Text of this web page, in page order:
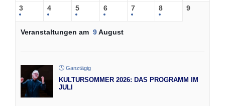
3 4 5 6 7 8 9
Veranstaltungen am 9August
Ganztägig
KULTURSOMMER 2026: DAS PROGRAMM IM
JULI